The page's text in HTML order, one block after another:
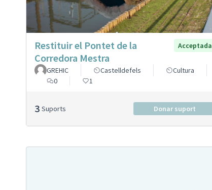
Restituir el Pontet de la
Corredora Mestra
Acceptada
GREHIC Castelldefels
Cultura
0
1
3 Suports Donar suport